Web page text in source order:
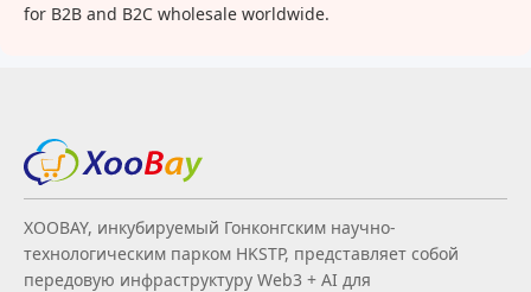
for B2B and B2C wholesale worldwide.
XOOBAY, инкубируемый Гонконгским научно-
технологическим парком HKSTP, представляет собой
передовую инфраструктуру Web3 + AI для